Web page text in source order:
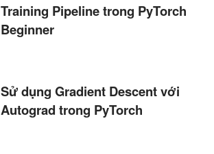
Training Pipeline trong PyTorch
Beginner
Sử dụng Gradient Descent với
Autograd trong PyTorch